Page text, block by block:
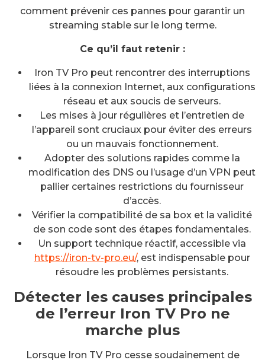
comment prévenir ces pannes pour garantir un
streaming stable sur le long terme.
Ce qu’il faut retenir :
Iron TV Pro peut rencontrer des interruptions
liées à la connexion Internet, aux configurations
réseau et aux soucis de serveurs.
Les mises à jour régulières et l’entretien de
l’appareil sont cruciaux pour éviter des erreurs
ou un mauvais fonctionnement.
Adopter des solutions rapides comme la
modification des DNS ou l’usage d’un VPN peut
pallier certaines restrictions du fournisseur
d’accès.
Vérifier la compatibilité de sa box et la validité
de son code sont des étapes fondamentales.
Un support technique réactif, accessible via
https://iron-tv-pro.eu/, est indispensable pour
résoudre les problèmes persistants.
Détecter les causes principales
de l’erreur Iron TV Pro ne
marche plus
Lorsque Iron TV Pro cesse soudainement de